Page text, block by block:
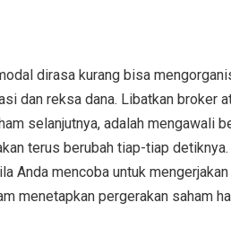
dirasa kurang bisa
dan reksa dana. Libatkan broker
selanjutnya, adalah mengawali
terus berubah tiap-tiap
Anda mencoba untuk
menetapkan pergerakan saham